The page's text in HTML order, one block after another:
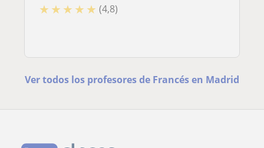
★ ★ ★ ★ ★ (4,8)
Ver todos los profesores de Francés en Madrid